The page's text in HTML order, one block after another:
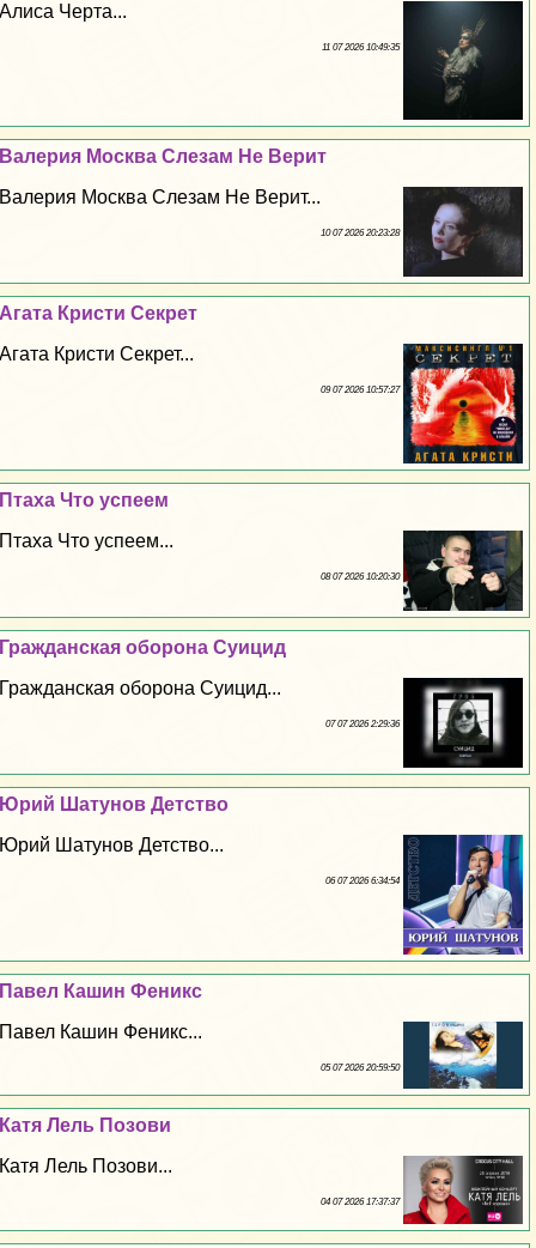
Алиса Черта...
11 07 2026 10:49:35
Валерия Москва Слезам Не Верит
Валерия Москва Слезам Не Верит...
10 07 2026 20:23:28
Агата Кристи Секрет
Агата Кристи Секрет...
09 07 2026 10:57:27
Птаха Что успеем
Птаха Что успеем...
08 07 2026 10:20:30
Гражданская оборона Суицид
Гражданская оборона Суицид...
07 07 2026 2:29:36
Юрий Шатунов Детство
Юрий Шатунов Детство...
06 07 2026 6:34:54
Павел Кашин Феникс
Павел Кашин Феникс...
05 07 2026 20:59:50
Катя Лель Позови
Катя Лель Позови...
04 07 2026 17:37:37